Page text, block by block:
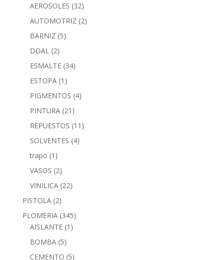
AEROSOLES (32)
AUTOMOTRIZ (2)
BARNIZ (5)
DOAL (2)
ESMALTE (34)
ESTOPA (1)
PIGMENTOS (4)
PINTURA (21)
REPUESTOS (11)
SOLVENTES (4)
trapo (1)
VASOS (2)
VINILICA (22)
PISTOLA (2)
PLOMERIA (345)
AISLANTE (1)
BOMBA (5)
CEMENTO (5)